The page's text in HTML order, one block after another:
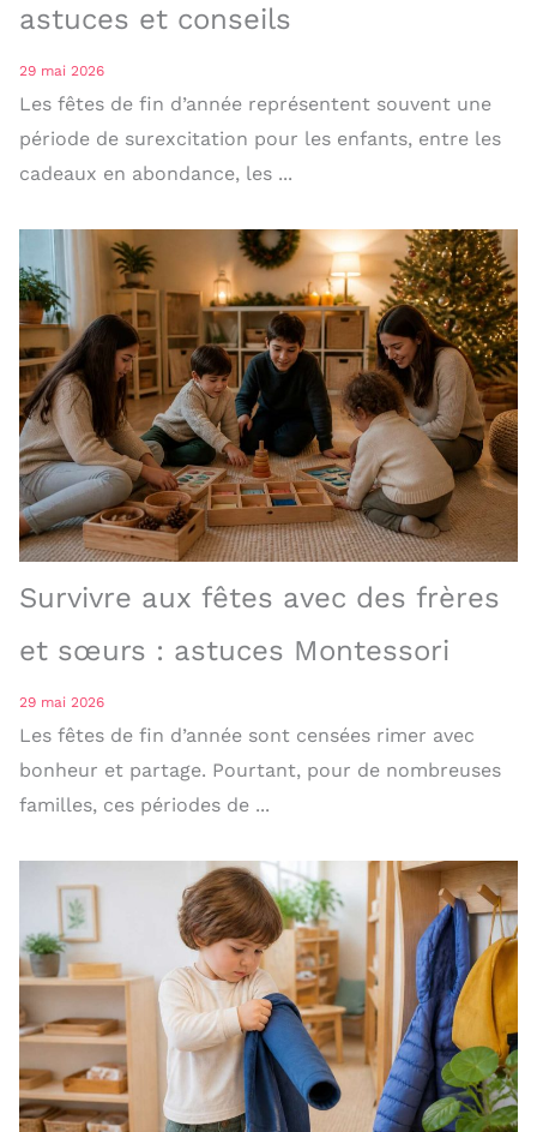
astuces et conseils
29 mai 2026
Les fêtes de fin d’année représentent souvent une
période de surexcitation pour les enfants, entre les
cadeaux en abondance, les ...
Survivre aux fêtes avec des frères
et sœurs : astuces Montessori
29 mai 2026
Les fêtes de fin d’année sont censées rimer avec
bonheur et partage. Pourtant, pour de nombreuses
familles, ces périodes de ...